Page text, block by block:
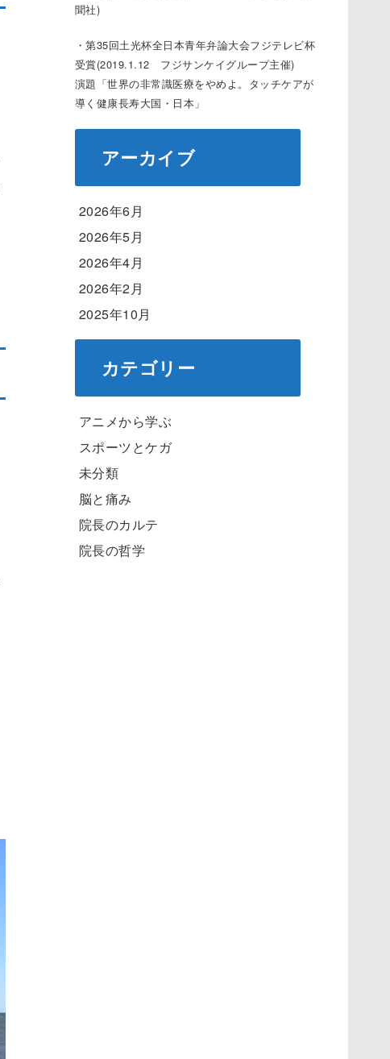
聞社)
・第35回土光杯全日本青年弁論大会フジテレビ杯
受賞(2019.1.12 フジサンケイグループ主催)
演題「世界の非常識医療をやめよ。タッチケアが
導く健康長寿大国・日本」
アーカイブ
2026年6月
2026年5月
2026年4月
2026年2月
2025年10月
カテゴリー
アニメから学ぶ
スポーツとケガ
未分類
脳と痛み
院長のカルテ
院長の哲学